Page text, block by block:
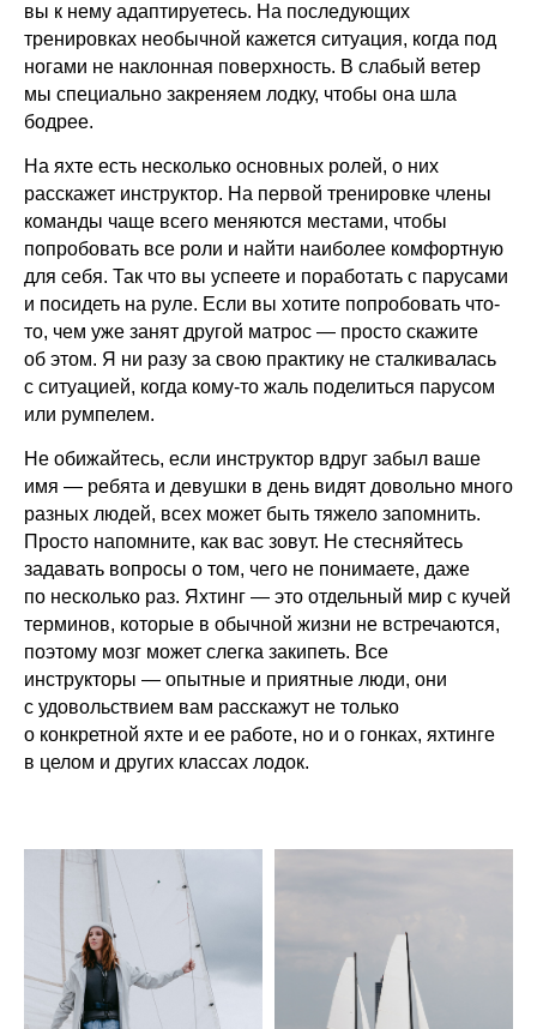
вы к нему адаптируетесь. На последующих
тренировках необычной кажется ситуация, когда под
ногами не наклонная поверхность. В слабый ветер
мы специально закреняем лодку, чтобы она шла
бодрее.
На яхте есть несколько основных ролей, о них
расскажет инструктор. На первой тренировке члены
команды чаще всего меняются местами, чтобы
попробовать все роли и найти наиболее комфортную
для себя. Так что вы успеете и поработать с парусами
и посидеть на руле. Если вы хотите попробовать что-
то, чем уже занят другой матрос — просто скажите
об этом. Я ни разу за свою практику не сталкивалась
с ситуацией, когда кому-то жаль поделиться парусом
или румпелем.
Не обижайтесь, если инструктор вдруг забыл ваше
имя — ребята и девушки в день видят довольно много
разных людей, всех может быть тяжело запомнить.
Просто напомните, как вас зовут. Не стесняйтесь
задавать вопросы о том, чего не понимаете, даже
по несколько раз. Яхтинг — это отдельный мир с кучей
терминов, которые в обычной жизни не встречаются,
поэтому мозг может слегка закипеть. Все
инструкторы — опытные и приятные люди, они
с удовольствием вам расскажут не только
о конкретной яхте и ее работе, но и о гонках, яхтинге
в целом и других классах лодок.